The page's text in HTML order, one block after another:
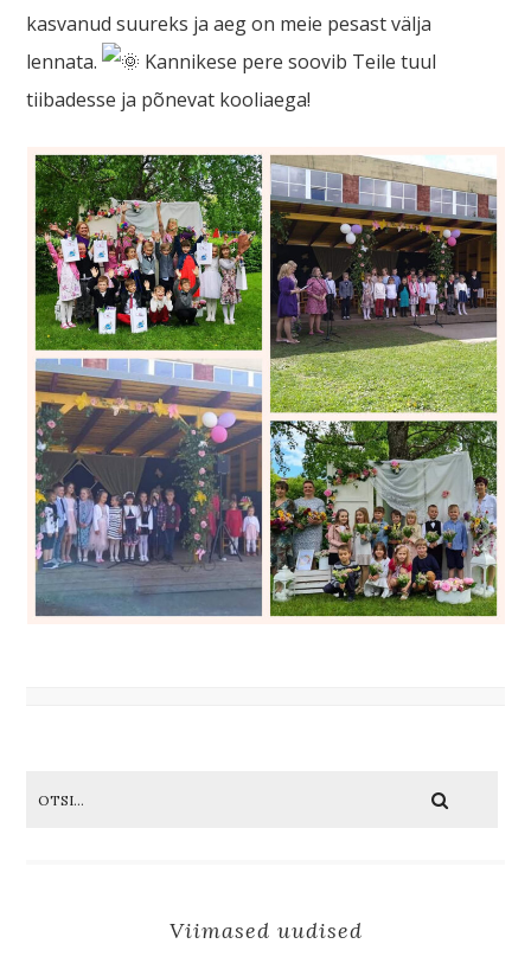
kasvanud suureks ja aeg on meie pesast välja
lennata.
Kannikese pere soovib Teile tuul
tiibadesse ja põnevat kooliaega!
Viimased uudised